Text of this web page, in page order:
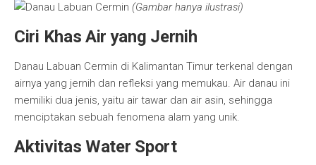
(Gambar hanya ilustrasi)
Ciri Khas Air yang Jernih
Danau Labuan Cermin di Kalimantan Timur terkenal dengan
airnya yang jernih dan refleksi yang memukau. Air danau ini
memiliki dua jenis, yaitu air tawar dan air asin, sehingga
menciptakan sebuah fenomena alam yang unik.
Aktivitas Water Sport